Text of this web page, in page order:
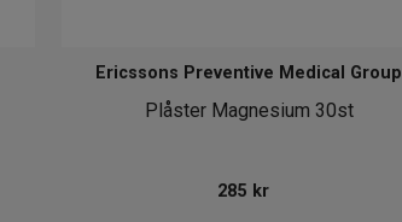
Plåster Magnesium 30st
Ericssons Preventive Medical Group
285 kr